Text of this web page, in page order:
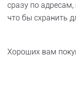
сразу по
что бы схранить
Хороших вам